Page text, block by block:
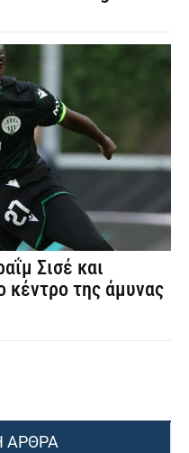
Σισέ και
κέντρο της άμυνας
ΑΡΘΡΑ